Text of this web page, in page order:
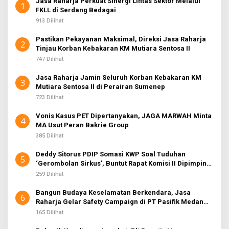
1
FKLL di Serdang Bedagai
913 Dilihat
2
Pastikan Pekayanan Maksimal, Direksi Jasa Raharja
Tinjau Korban Kebakaran KM Mutiara Sentosa II
747 Dilihat
3
Jasa Raharja Jamin Seluruh Korban Kebakaran KM
Mutiara Sentosa II di Perairan Sumenep
723 Dilihat
4
Vonis Kasus PET Dipertanyakan, JAGA MARWAH Minta
MA Usut Peran Bakrie Group
385 Dilihat
5
Deddy Sitorus PDIP Somasi KWP Soal Tuduhan
‘Gerombolan Sirkus’, Buntut Rapat Komisi II Dipimpin
Sufmi Dasco Ahmad
259 Dilihat
6
Bangun Budaya Keselamatan Berkendara, Jasa
Raharja Gelar Safety Campaign di PT Pasifik Medan
Industri
165 Dilihat